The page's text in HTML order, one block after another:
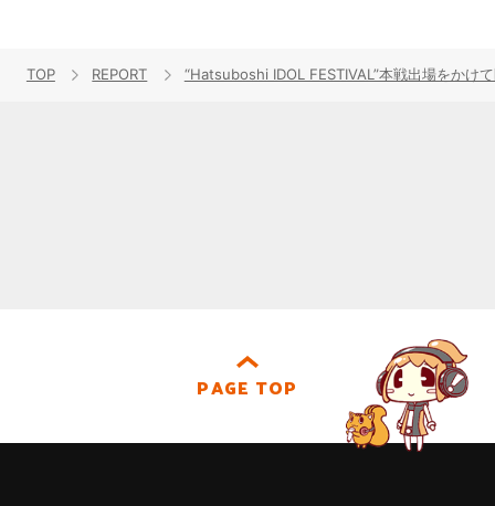
TOP REPORT “Hatsuboshi IDOL FESTIVAL”本戦出場をかけ
PAGE TOP